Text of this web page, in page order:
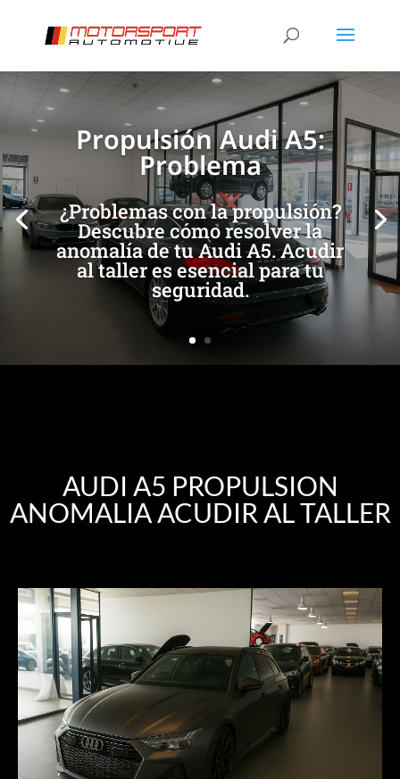
Propulsión Audi A5:
Problema
¿Problemas con la propulsión?
Descubre cómo resolver la
anomalía de tu Audi A5. Acudir
al taller es esencial para tu
seguridad.
[/et_pb_slide] [/et_pb_slide]
AUDI A5 PROPULSION
ANOMALIA ACUDIR AL TALLER